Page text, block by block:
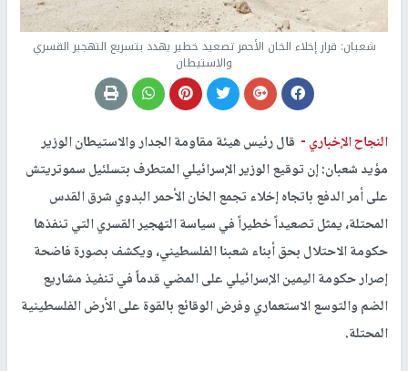
شعبان: قرار إخلاء الخان الأحمر تصعيد خطير يهدد بتسريع التهجير القسري
والاستيطان
النجاح الإخباري - قال رئيس هيئة مقاومة الجدار والاستيطان الوزير
مؤيد شعبان: إن توقيع الوزير الإسرائيلي المتطرف بتسلئيل سموتريتش
على أمر الدفع باتجاه إخلاء تجمع الخان الأحمر البدوي شرق القدس
المحتلة، يمثل تصعيداً خطيراً في سياسة التهجير القسري التي تنفذها
حكومة الاحتلال بحق أبناء شعبنا الفلسطيني، ويكشف بصورة فاضحة
إصرار حكومة اليمين الإسرائيلي على المضي قدماً في تنفيذ مشاريع
الضم والتوسع الاستعماري وفرض الوقائع بالقوة على الأرض الفلسطينية
المحتلة.